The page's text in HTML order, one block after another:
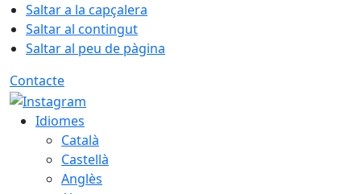
Saltar a la capçalera
Saltar al contingut
Saltar al peu de pàgina
Contacte
Idiomes
Català
Castellà
Anglès